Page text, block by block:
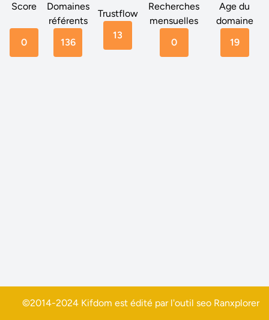
Score
0
Domaines
référents
136
Trustflow
13
Recherches
mensuelles
0
Age du
domaine
19
©2014-2024 Kifdom est édité par l'outil seo Ranxplorer